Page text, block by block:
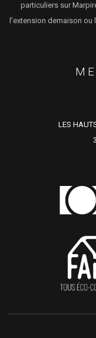
particuliers sur
l'extension demaison ou
LES